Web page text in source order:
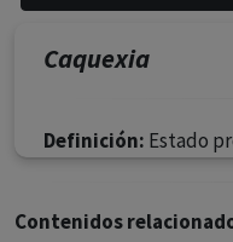
Caquexia
Definición: Estado
Contenidos